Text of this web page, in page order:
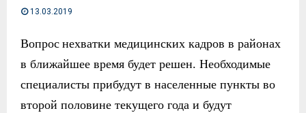
13.03.2019
Вопрос нехватки медицинских кадров в районах
в ближайшее время будет решен. Необходимые
специалисты прибудут в населенные пункты во
второй половине текущего года и будут